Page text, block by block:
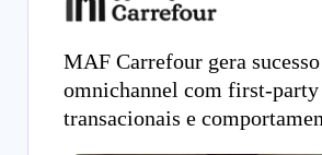
MAF Carrefour gera sucesso
omnichannel com first-party
transacionais e